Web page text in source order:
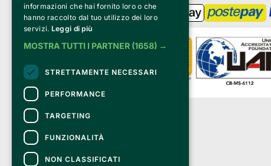
Bemils Srl
Via Fosse Ardeatine, 4 -20092 Cinisello
PI 05589050961
informazioni che hai fornito loro o che
hanno raccolto dal tuo utilizzo dei loro
servizi. Leggi di più
MOSTRA TUTTI I PARTNER (1658) →
STRETTAMENTE NECESSARI
PERFORMANCE
TARGETING
FUNZIONALITÀ
NON CLASSIFICATI